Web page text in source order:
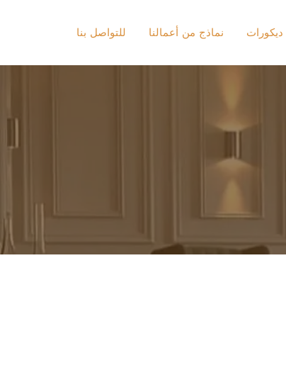
ديكورات نماذج من أعمالنا للتواصل بنا